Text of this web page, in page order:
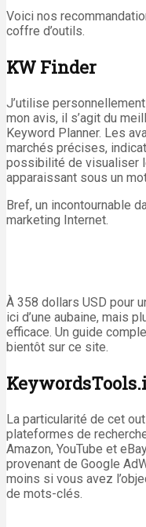
Voici nos
coffre d’outils.
KW Finder
J’utilise
mon avis, il s’agit du
Keyword Planner. Les
marchés précises,
possibilité de visualiser
apparaissant sous un
Bref, un incontournable
marketing Internet.
À 358 dollars USD pour
ici d’une aubaine, mais
efficace. Un guide
bientôt sur ce site.
La particularité de cet
plateformes de
Amazon, YouTube et
provenant de Google
moins si vous avez
de mots-clés.